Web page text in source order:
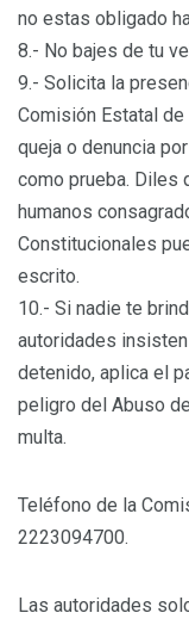
no estas obligado
8.- No bajes de tu
9.- Solicita la
Comisión Estatal
queja o denuncia
como prueba. Diles
humanos
Constitucionales
escrito.
10.- Si nadie te
autoridades
detenido, aplica el
peligro del Abuso
multa.
Teléfono de la
2223094700.
Las autoridades